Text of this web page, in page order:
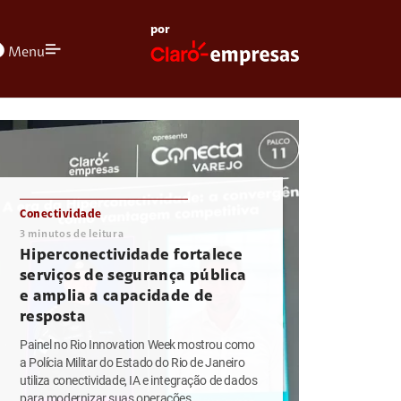
Menu
por
Conectividade
3 minutos de leitura
Hiperconectividade fortalece
serviços de segurança pública
e amplia a capacidade de
resposta
Painel no Rio Innovation Week mostrou como
a Polícia Militar do Estado do Rio de Janeiro
utiliza conectividade, IA e integração de dados